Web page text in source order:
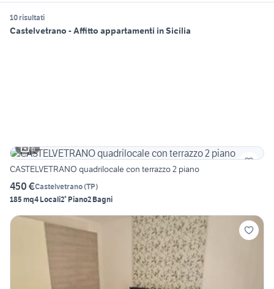
10 risultati
Castelvetrano - Affitto appartamenti in Sicilia
6
CASTELVETRANO quadrilocale con terrazzo 2 piano
450 €Castelvetrano(TP)
185 mq4 Locali2° Piano2 Bagni